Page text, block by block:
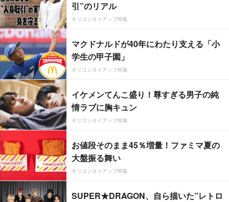
引”のリアル
オリコンタイアップ特集
マクドナルドが40年にわたり支える「小
学生の甲子園」
オリコンタイアップ特集
イケメンてんこ盛り！尊すぎる男子の純
情ラブに胸キュン
オリコンタイアップ特集
お値段そのまま45％増量！ファミマ夏の
大盤振る舞い
オリコンタイアップ特集
SUPER★DRAGON、自ら描いた”レトロ